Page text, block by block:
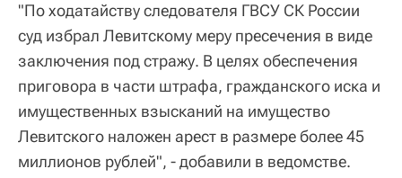
"По ходатайству следователя ГВСУ СК России
суд избрал Левитскому меру пресечения в виде
заключения под стражу. В целях обеспечения
приговора в части штрафа, гражданского иска и
имущественных взысканий на имущество
Левитского наложен арест в размере более 45
миллионов рублей", - добавили в ведомстве.